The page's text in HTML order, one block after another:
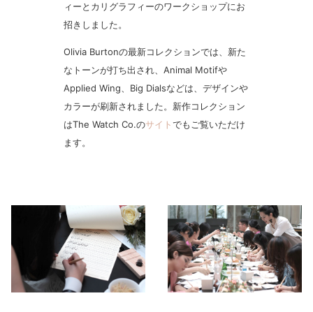
ィーとカリグラフィーのワークショップにお
招きしました。
Olivia Burtonの最新コレクションでは、新た
なトーンが打ち出され、Animal Motifや
Applied Wing、Big Dialsなどは、デザインや
カラーが刷新されました。新作コレクション
はThe Watch Co.のサイトでもご覧いただけ
ます。